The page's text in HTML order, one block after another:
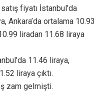
fiyatı İstanbul’da
Ankara’da ortalama 10.93
liradan 11.68 liraya
11.46 liraya,
liraya çıktı.
zam gelmişti.